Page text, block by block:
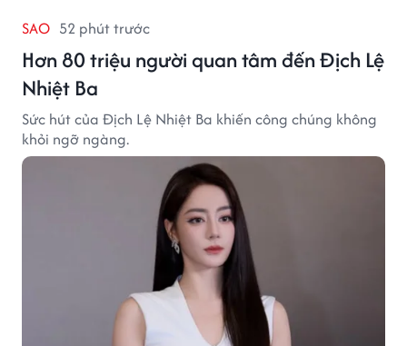
SAO 52 phút trước
Hơn 80 triệu người quan tâm đến Địch Lệ
Nhiệt Ba
Sức hút của Địch Lệ Nhiệt Ba khiến công chúng không
khỏi ngỡ ngàng.